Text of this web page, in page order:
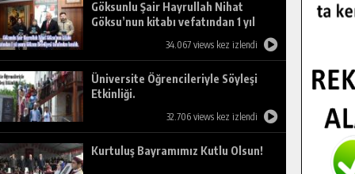
Göksunlu Şair Hayrullah Nihat
Göksu’nun kitabı vefatından 1 yıl
sonra Göksun Belediyesi tarafından
34.067 views kez izlendi
Üniversite Öğrencileriyle Söyleşi
Etkinliği.
32.706 views kez izlendi
Kurtuluş Bayramımız Kutlu Olsun!